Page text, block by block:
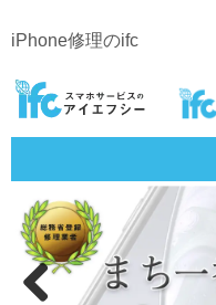
iPhone修理のifc